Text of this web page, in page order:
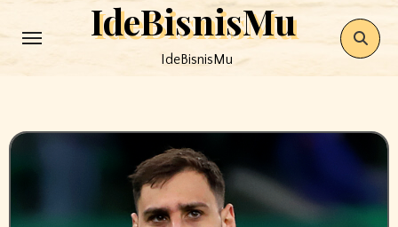
to
IdeBisnisMu
IdeBisnisMu